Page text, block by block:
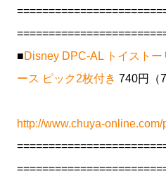
■Disney DPC-AL トイスト
ース ピック2枚付き 740円（
http://www.chuya-